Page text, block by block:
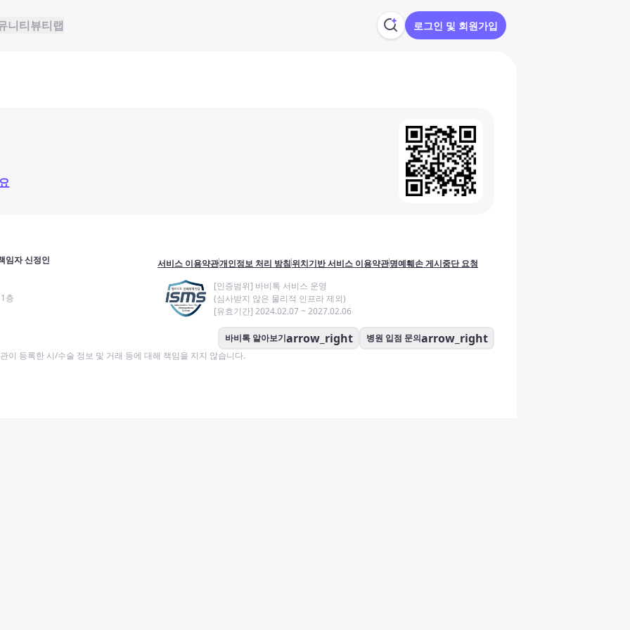
니티뷰티랩 로그인 및 회원가입
임자 신정인
층
서비스 이용약관개인정보 처리 방침위치기반 서비스 이용약관명예훼손 게시중단 요청
[인증범위] 바비톡 서비스 운영
(심사받지 않은 물리적 인프라 제외)
[유효기간] 2024.02.07 ~ 2027.02.06
바비톡 알아보기arrow_right 병원 입점 문의arrow_right
이 등록한 시/수술 정보 및 거래 등에 대해 책임을 지지 않습니다.